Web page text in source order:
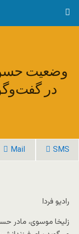
وضعیت
در گفت‌وگو
Mail SMS
رادیو فردا
زلیخا موسوی، مادر